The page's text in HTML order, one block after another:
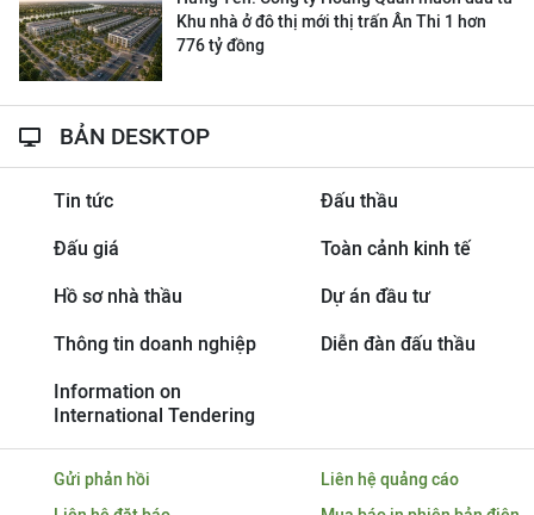
Khu nhà ở đô thị mới thị trấn Ân Thi 1 hơn
776 tỷ đồng
BẢN DESKTOP
Tin tức Đấu thầu
Đấu giá Toàn cảnh kinh tế
Hồ sơ nhà thầu Dự án đầu tư
Thông tin doanh nghiệp Diễn đàn đấu thầu
Information on
International Tendering
Gửi phản hồi
Liên hệ quảng cáo